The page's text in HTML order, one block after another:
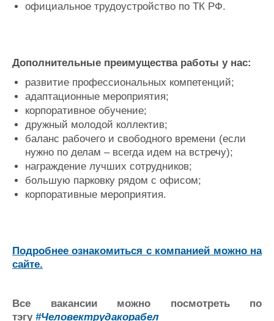
официальное трудоустройство по ТК РФ.
Дополнительные преимущества работы у нас:
развитие профессиональных компетенций;
адаптационные мероприятия;
корпоративное обучение;
дружный молодой коллектив;
баланс рабочего и свободного времени (если
нужно по делам – всегда идем на встречу);
награждение лучших сотрудников;
большую парковку рядом с офисом;
корпоративные мероприятия.
Подробнее ознакомиться с компанией можно на
сайте.
Все вакансии можно посмотреть по
тэгу #Человектрудакорабел